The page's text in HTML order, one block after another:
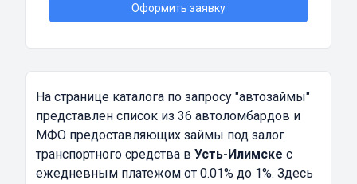
Оформить заявку
На странице каталога по запросу "автозаймы"
представлен список из 36 автоломбардов и
МФО предоставляющих займы под залог
транспортного средства в Усть-Илимске с
ежедневным платежом от 0.01% до 1%. Здесь